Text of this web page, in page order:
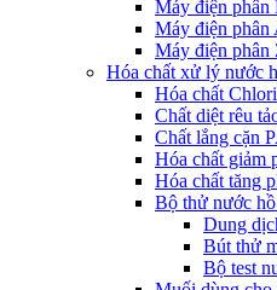
Máy điện phân
Máy điện phân
Máy điện phân
Hóa chất xử lý nước
Hóa chất
Chất diệt rêu
Chất lắng cặn
Hóa chất giảm
Hóa chất tăng
Bộ thử nước
Dung
Bút thử
Bộ test